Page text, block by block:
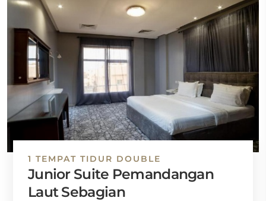
1 TEMPAT TIDUR DOUBLE
Junior Suite Pemandangan
Laut Sebagian